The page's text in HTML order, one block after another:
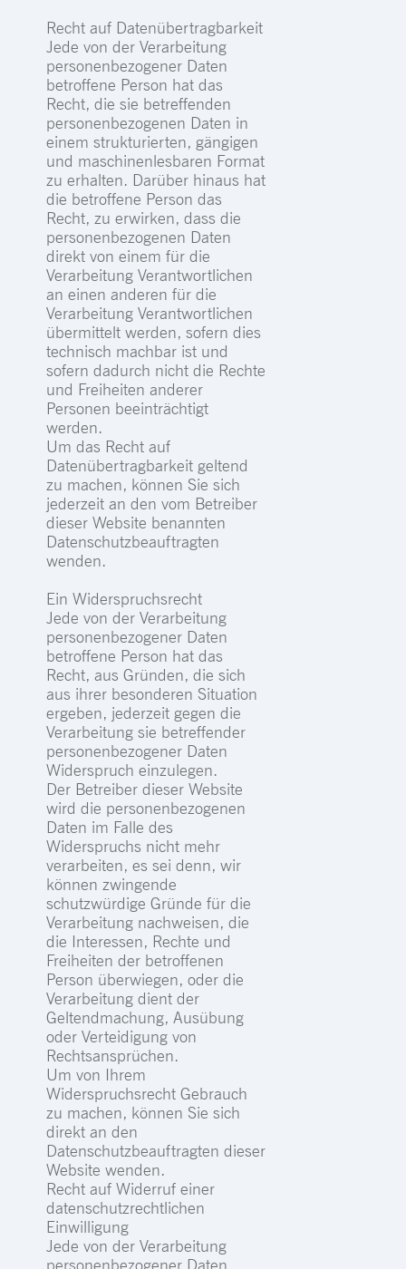
Recht auf Datenübertragbarkeit
Jede von der Verarbeitung
personenbezogener Daten
betroffene Person hat das
Recht, die sie betreffenden
personenbezogenen Daten in
einem strukturierten, gängigen
und maschinenlesbaren Format
zu erhalten. Darüber hinaus hat
die betroffene Person das
Recht, zu erwirken, dass die
personenbezogenen Daten
direkt von einem für die
Verarbeitung Verantwortlichen
an einen anderen für die
Verarbeitung Verantwortlichen
übermittelt werden, sofern dies
technisch machbar ist und
sofern dadurch nicht die Rechte
und Freiheiten anderer
Personen beeinträchtigt
werden.
Um das Recht auf
Datenübertragbarkeit geltend
zu machen, können Sie sich
jederzeit an den vom Betreiber
dieser Website benannten
Datenschutzbeauftragten
wenden.
Ein Widerspruchsrecht
Jede von der Verarbeitung
personenbezogener Daten
betroffene Person hat das
Recht, aus Gründen, die sich
aus ihrer besonderen Situation
ergeben, jederzeit gegen die
Verarbeitung sie betreffender
personenbezogener Daten
Widerspruch einzulegen.
Der Betreiber dieser Website
wird die personenbezogenen
Daten im Falle des
Widerspruchs nicht mehr
verarbeiten, es sei denn, wir
können zwingende
schutzwürdige Gründe für die
Verarbeitung nachweisen, die
die Interessen, Rechte und
Freiheiten der betroffenen
Person überwiegen, oder die
Verarbeitung dient der
Geltendmachung, Ausübung
oder Verteidigung von
Rechtsansprüchen.
Um von Ihrem
Widerspruchsrecht Gebrauch
zu machen, können Sie sich
direkt an den
Datenschutzbeauftragten dieser
Website wenden.
Recht auf Widerruf einer
datenschutzrechtlichen
Einwilligung
Jede von der Verarbeitung
personenbezogener Daten